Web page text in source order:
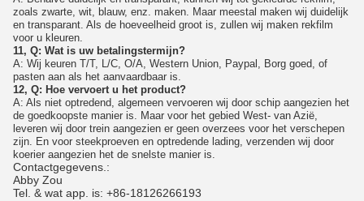
zoals zwarte, wit, blauw, enz. maken. Maar meestal maken wij duidelijk
en transparant. Als de hoeveelheid groot is, zullen wij maken rekfilm
voor u kleuren.
11, Q: Wat is uw betalingstermijn?
A: Wij keuren T/T, L/C, O/A, Western Union, Paypal, Borg goed, of
pasten aan als het aanvaardbaar is.
12, Q: Hoe vervoert u het product?
A: Als niet optredend, algemeen vervoeren wij door schip aangezien het
de goedkoopste manier is. Maar voor het gebied West- van Azië,
leveren wij door trein aangezien er geen overzees voor het verschepen
zijn. En voor steekproeven en optredende lading, verzenden wij door
koerier aangezien het de snelste manier is.
Contactgegevens.:
Abby Zou
Tel. & wat app. is: +86-18126266193